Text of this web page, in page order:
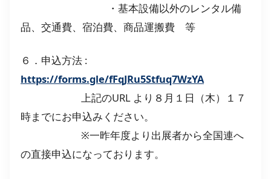
・基本設備以外のレンタル備
品、交通費、宿泊費、商品運搬費 等
６．申込方法 :
https://forms.gle/fFqJRu5Stfuq7WzYA
上記のURL より８月１日（木）１７
時までにお申込みください。
※一昨年度より出展者から全国連へ
の直接申込になっております。